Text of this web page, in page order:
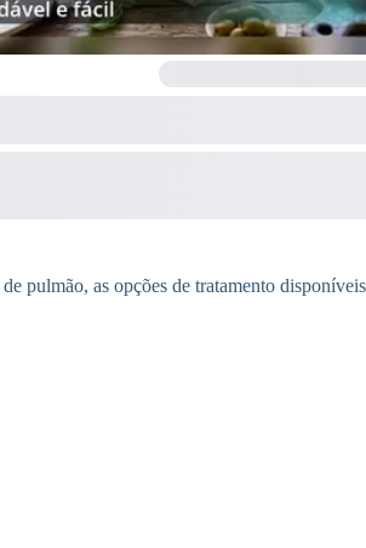
pulmão, as opções de tratamento